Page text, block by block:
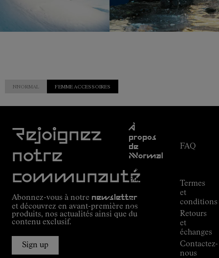
NNORMAL FEMME ACCESSOIRES
Rejoignez
notre
communauté
Abonnez-vous à notre newsletter
et découvrez en avant-première nos
produits, nos actualités ainsi que du
contenu exclusif.
Sign up
À
propos
de
NNormal
Mission
Engagement
guide
Alpine
Connections
FAQ
Termes
et
conditions
Retours
et
échanges
Contactez-
nous